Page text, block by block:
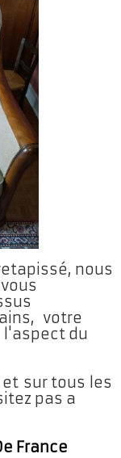
nous
votre
du
et sur tous les
pas a
France